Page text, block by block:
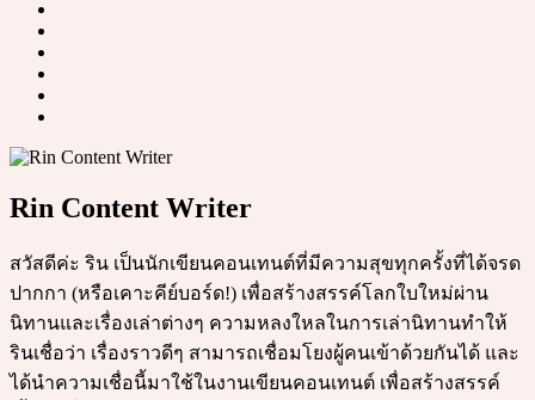
Rin Content Writer
สวัสดีค่ะ ริน เป็นนักเขียนคอนเทนต์ที่มีความสุขทุกครั้งที่ได้จรด
ปากกา (หรือเคาะคีย์บอร์ด!) เพื่อสร้างสรรค์โลกใบใหม่ผ่าน
นิทานและเรื่องเล่าต่างๆ ความหลงใหลในการเล่านิทานทำให้
รินเชื่อว่า เรื่องราวดีๆ สามารถเชื่อมโยงผู้คนเข้าด้วยกันได้ และ
ได้นำความเชื่อนี้มาใช้ในงานเขียนคอนเทนต์ เพื่อสร้างสรรค์